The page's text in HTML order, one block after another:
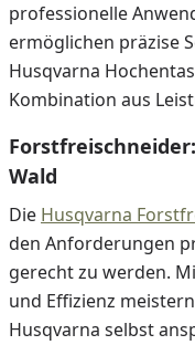
professionelle
ermöglichen präzise
Husqvarna
Kombination aus
Wald
Die Husqvarna
den Anforderungen
gerecht zu werden.
und Effizienz
Husqvarna selbst